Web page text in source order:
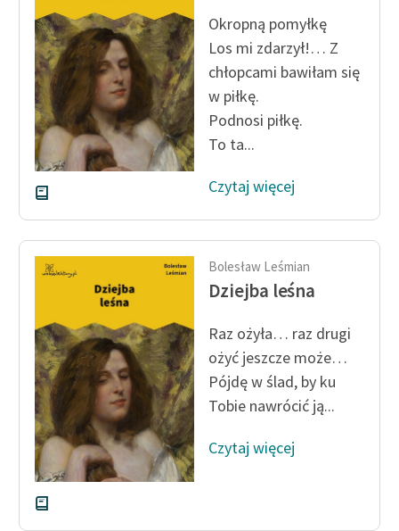
E-kolekcja lektur
szkolnych i literatury do
słuchania dla uczennic i
uczniów z
niepełnosprawnościami
Feministyczne inspiracje.
Popularyzacja
skandynawskiej literatury
feministycznej
Kolekcje edukacyjne
twórców przechodzących
do domeny publicznej,
lektur szkolnych oraz
Starego Testamentu
Odkurzamy bohaterów
Szkoła Poezji Wolnych
Lektur
O nas
Kontakt
Okropną pomyłkę
Los mi zdarzył!… Z
chłopcami bawiłam się
w piłkę.
Podnosi piłkę.
To ta...
Czytaj więcej
Bolesław Leśmian
Dziejba leśna
Raz ożyła… raz drugi
ożyć jeszcze może…
Pójdę w ślad, by ku
Tobie nawrócić ją...
Czytaj więcej